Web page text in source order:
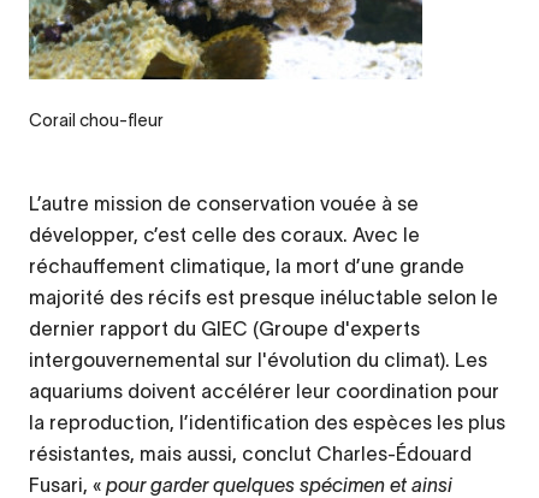
Corail chou-fleur
L’autre mission de conservation vouée à se
développer, c’est celle des coraux. Avec le
réchauffement climatique, la mort d’une grande
majorité des récifs est presque inéluctable selon le
dernier rapport du GIEC (Groupe d'experts
intergouvernemental sur l'évolution du climat). Les
aquariums doivent accélérer leur coordination pour
la reproduction, l’identification des espèces les plus
résistantes, mais aussi, conclut Charles-Édouard
Fusari, « pour garder quelques spécimen et ainsi